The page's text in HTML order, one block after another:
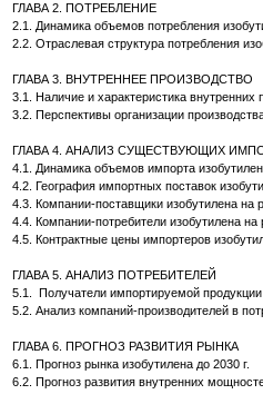
ГЛАВА 2. ПОТРЕБЛЕНИЕ
2.1. Динамика объемов потребления
2.2. Отраслевая структура потребления
ГЛАВА 3. ВНУТРЕННЕЕ ПРОИЗВОДСТВО
3.1. Наличие и характеристика внутренних
3.2. Перспективы организации
ГЛАВА 4. АНАЛИЗ СУЩЕСТВУЮЩИХ
4.1. Динамика объемов импорта
4.2. География импортных поставок
4.3. Компании-поставщики изобутилена на
4.4. Компании-потребители изобутилена
4.5. Контрактные цены импортеров
ГЛАВА 5. АНАЛИЗ ПОТРЕБИТЕЛЕЙ
5.1. Получатели импортируемой продукции
5.2. Анализ компаний-производителей в
ГЛАВА 6. ПРОГНОЗ РАЗВИТИЯ РЫНКА
6.1. Прогноз рынка изобутилена до 2030 г.
6.2. Прогноз развития внутренних